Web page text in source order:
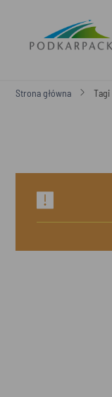
Strona główna Tagi